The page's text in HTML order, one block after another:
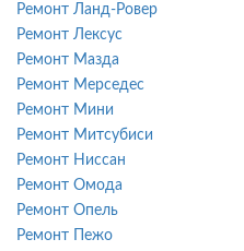
Ремонт Ланд-Ровер
Ремонт Лексус
Ремонт Мазда
Ремонт Мерседес
Ремонт Мини
Ремонт Митсубиси
Ремонт Ниссан
Ремонт Омода
Ремонт Опель
Ремонт Пежо